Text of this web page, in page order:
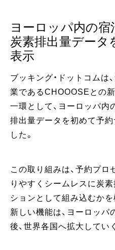
ヨーロッパ内の宿
炭素排出量データ
表示
ブッキング・ドットコムは
業であるCHOOOSEとの
一環として、ヨーロッパ内
排出量データを初めて予
した。
この取り組みは、予約プロ
りやすくシームレスに炭
ションとして組み込むか
新しい機能は、ヨーロッパ
後、世界各国へ拡大してい